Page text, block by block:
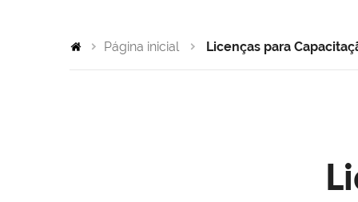
Página inicial Licenças para